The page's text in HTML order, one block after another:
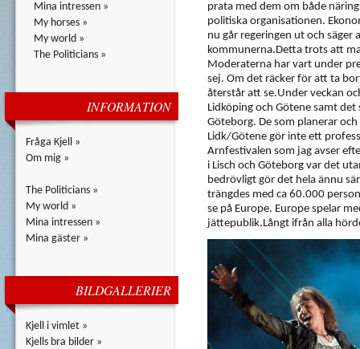
Mina intressen »
My horses »
My world »
The Politicians »
INFORMATION
Fråga Kjell »
Om mig »
The Politicians »
My world »
Mina intressen »
Mina gäster »
BILDGALLERIER
Kjell i vimlet »
Kjells bra bilder »
prata med dem om både
politiska organisationen.
nu går regeringen ut och
kommunerna.Detta trots att
Moderaterna har vart under
sej. Om det räcker för att ta
återstår att se.Under veckan
Lidköping och Götene samt
Göteborg. De som planerar
Lidk/Götene gör inte ett
Arnfestivalen som jag avser
i Lisch och Göteborg var det
bedrövligt gör det hela ännu
trängdes med ca 60.000
se på Europe. Europe spelar
jättepublik.Långt ifrån alla